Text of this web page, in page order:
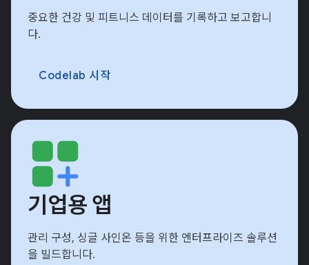
중요한 건강 및 피트니스 데이터를 기록하고 보고합니
다.
Codelab 시작
기업용 앱
관리 구성, 싱글 사인온 등을 위한 엔터프라이즈 솔루션
을 빌드합니다.